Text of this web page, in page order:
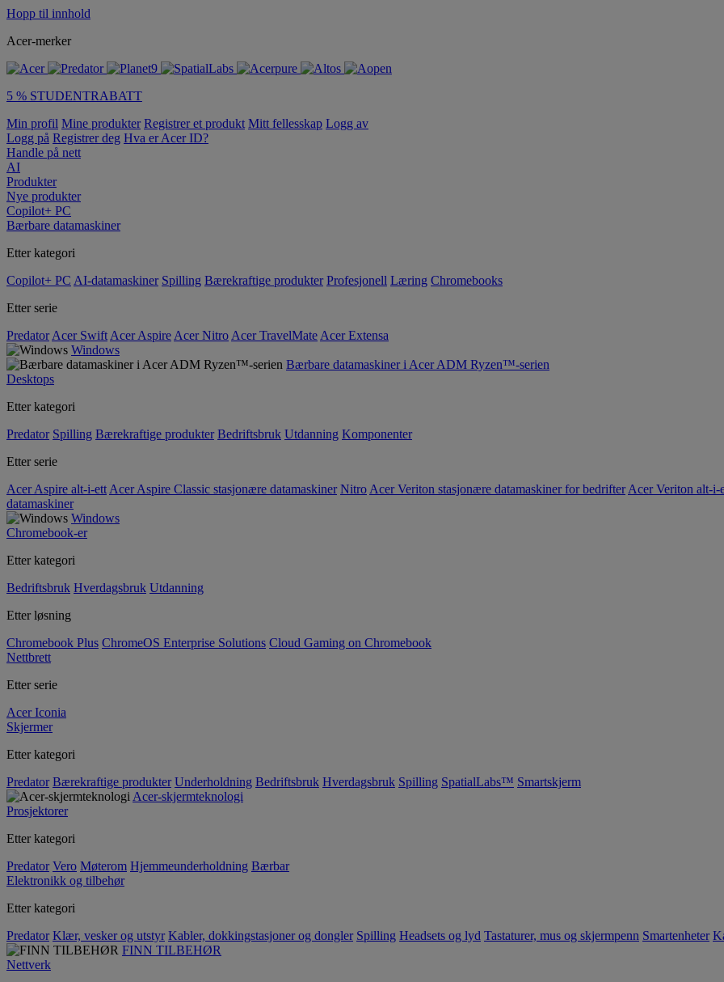
Hopp til innhold
Acer-merker
5 % STUDENTRABATT
Min profil Mine produkter Registrer et produkt Mitt fellesskap Logg av
Logg på Registrer deg Hva er Acer ID?
Handle på nett
AI
Produkter
Nye produkter
Copilot+ PC
Bærbare datamaskiner
Etter kategori
Copilot+ PC AI-datamaskiner Spilling Bærekraftige produkter Profesjonell Læring Chromebooks
Etter serie
Predator Acer Swift Acer Aspire Acer Nitro Acer TravelMate Acer Extensa
Windows
Bærbare datamaskiner i Acer ADM Ryzen™-serien
Desktops
Etter kategori
Predator Spilling Bærekraftige produkter Bedriftsbruk Utdanning Komponenter
Etter serie
Acer Aspire alt-i-ett Acer Aspire Classic stasjonære datamaskiner Nitro Acer Veriton stasjonære datamaskiner for bedrifter Acer Veriton alt-i-
datamaskiner
Windows
Chromebook-er
Etter kategori
Bedriftsbruk Hverdagsbruk Utdanning
Etter løsning
Chromebook Plus ChromeOS Enterprise Solutions Cloud Gaming on Chromebook
Nettbrett
Etter serie
Acer Iconia
Skjermer
Etter kategori
Predator Bærekraftige produkter Underholdning Bedriftsbruk Hverdagsbruk Spilling SpatialLabs™ Smartskjerm
Acer-skjermteknologi
Prosjektorer
Etter kategori
Predator Vero Møterom Hjemmeunderholdning Bærbar
Elektronikk og tilbehør
Etter kategori
Predator Klær, vesker og utstyr Kabler, dokkingstasjoner og dongler Spilling Headsets og lyd Tastaturer, mus og skjermpenn Smartenheter
FINN TILBEHØR
Nettverk